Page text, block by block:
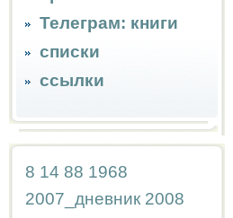
Телеграм: книги
списки
ссылки
8 14 88 1968
2007_дневник 2008